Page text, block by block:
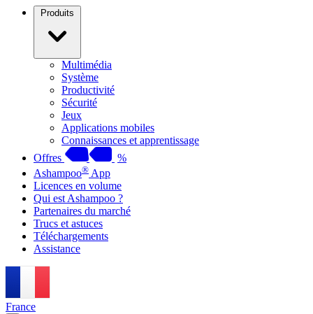
Produits
Multimédia
Système
Productivité
Sécurité
Jeux
Applications mobiles
Connaissances et apprentissage
Offres
%
Ashampoo® App
Licences en volume
Qui est Ashampoo ?
Partenaires du marché
Trucs et astuces
Téléchargements
Assistance
France